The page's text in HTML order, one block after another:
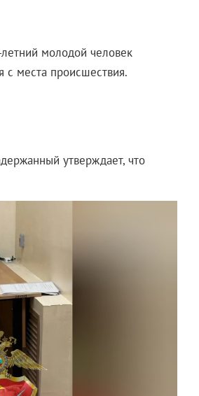
молодой человек
места происшествия.
утверждает, что